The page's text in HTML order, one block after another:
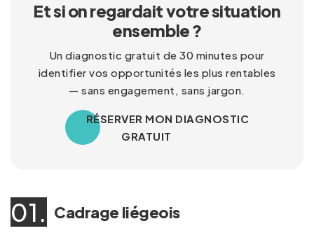
Et si on regardait votre situation
ensemble ?
Un diagnostic gratuit de 30 minutes pour
identifier vos opportunités les plus rentables
— sans engagement, sans jargon.
RÉSERVER MON DIAGNOSTIC
GRATUIT
01. Cadrage liégeois